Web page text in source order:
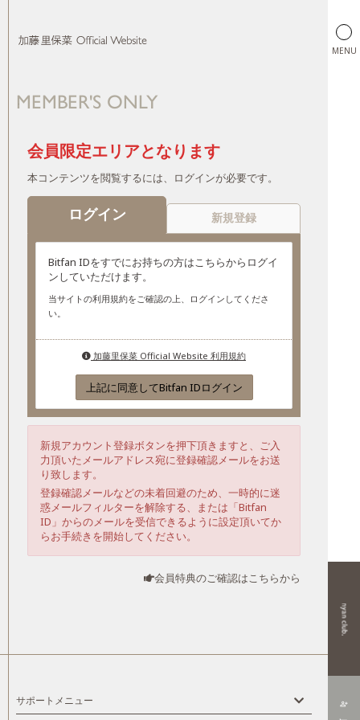
person_add_alt
MENU
MEMBER'S ONLY
会員限定エリアとなります
本コンテンツを閲覧するには、ログインが必要です。
ログイン 新規登録
Bitfan IDをすでにお持ちの方はこちらからログイ
ンしていただけます。
当サイトの利用規約をご確認の上、ログインしてくださ
い。
加藤里保菜 Official Website 利用規約
上記に同意してBitfan IDログイン
新規アカウント登録ボタンを押下頂きますと、ご入
力頂いたメールアドレス宛に登録確認メールをお送
り致します。
登録確認メールなどの未着回避のため、一時的に迷
惑メールフィルターを解除する、または「Bitfan
ID」からのメールを受信できるように設定頂いてか
らお手続きを開始してください。
会員特典のご確認はこちらから
サポートメニュー